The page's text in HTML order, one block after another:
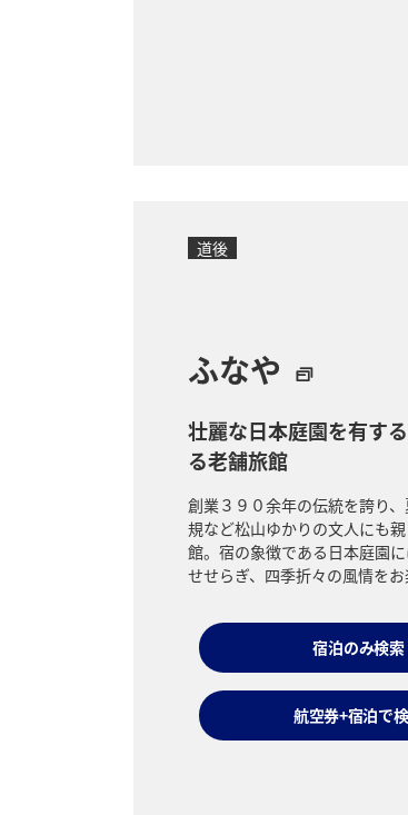
道後
ふなや
壮麗な日本庭園を有す
る老舗旅館
創業３９０余年の伝統を誇り
規など松山ゆかりの文人にも
館。宿の象徴である日本庭園
せせらぎ、四季折々の風情をお
宿泊のみ検索
航空券+宿泊で